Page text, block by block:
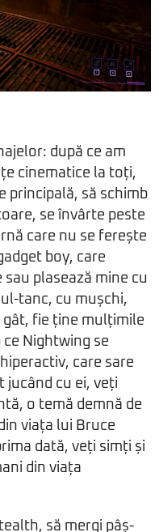
după ce am
cinematice la toți,
principală, să schimb
se învârte peste
care nu se ferește
boy, care
plasează mine cu
tanc, cu mușchi,
gât, fie ține mulțimile
Nightwing se
care sare
jucând cu ei, veți
o temă demnă de
viața lui Bruce
dată, veți simți și
din viața
să mergi pâș-